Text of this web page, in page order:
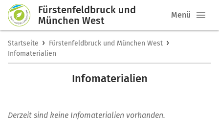
Fürstenfeldbruck und
München West
Menü
Startseite › Fürstenfeldbruck und München West ›
Infomaterialien
Infomaterialien
Derzeit sind keine Infomaterialien vorhanden.